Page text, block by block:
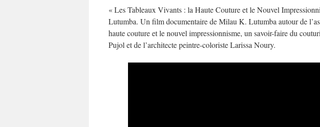
« Les Tableaux Vivants : la Haute Couture et le Nouvel
Lutumba. Un film documentaire de Milau K. Lutumba autour de
haute couture et le nouvel impressionnisme, un savoir-faire du
Pujol et de l’architecte peintre-coloriste Larissa Noury.